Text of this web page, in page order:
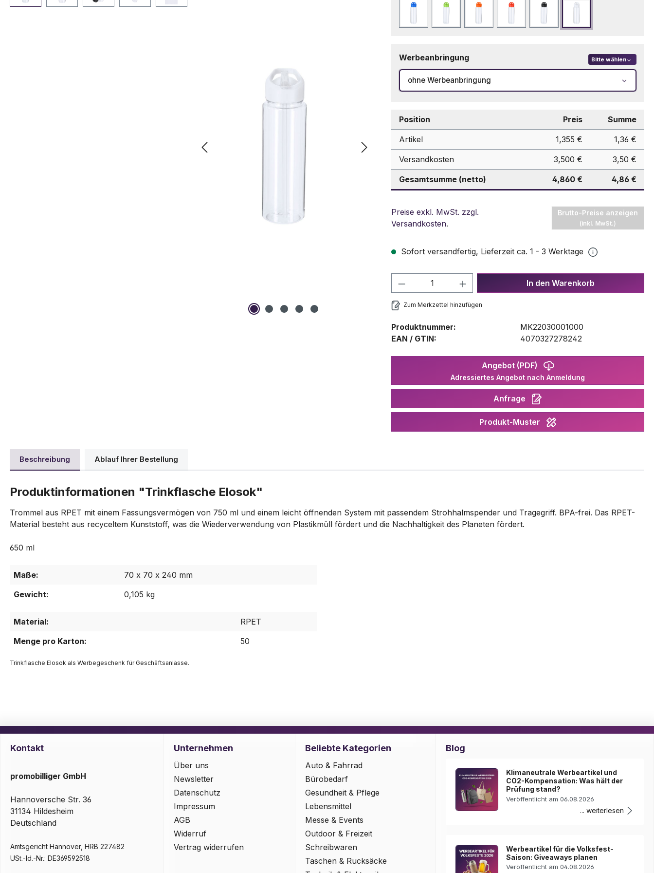
Werbeanbringung Bitte wählen
ohne Werbeanbringung
Position Preis Summe
Artikel 1,355 € 1,36 €
Versandkosten 3,500 € 3,50 €
Gesamtsumme (netto) 4,860 € 4,86 €
Preise exkl. MwSt. zzgl.
Versandkosten.
Brutto-Preise anzeigen
(inkl. MwSt.)
Sofort versandfertig, Lieferzeit ca. 1 - 3 Werktage
Produkt Anzahl: Gib den gewünschten Wert
In den Warenkorb
Zum Merkzettel hinzufügen
Produktnummer:
MK22030001000
EAN / GTIN:
4070327278242
Angebot (PDF)
Adressiertes Angebot nach Anmeldung
Anfrage
Produkt-Muster
Beschreibung Ablauf Ihrer Bestellung
Produktinformationen "Trinkflasche Elosok"
Trommel aus RPET mit einem Fassungsvermögen von 750 ml und einem leicht öffnenden System mit passendem Strohhalmspender und Tragegriff. BPA-frei. Das RPET-
Material besteht aus recyceltem Kunststoff, was die Wiederverwendung von Plastikmüll fördert und die Nachhaltigkeit des Planeten fördert.
650 ml
Maße:
70 x 70 x 240 mm
Gewicht:
0,105 kg
Material:
RPET
Menge pro Karton:
50
Trinkflasche Elosok als Werbegeschenk für Geschäftsanlässe.
Kontakt
promobilliger GmbH
Hannoversche Str. 36
31134 Hildesheim
Deutschland
Amtsgericht Hannover, HRB 227482
USt.-Id.-Nr.: DE369592518
Unternehmen
Über uns
Newsletter
Datenschutz
Impressum
AGB
Widerruf
Vertrag widerrufen
Beliebte Kategorien
Auto & Fahrrad
Bürobedarf
Gesundheit & Pflege
Lebensmittel
Messe & Events
Outdoor & Freizeit
Schreibwaren
Taschen & Rucksäcke
Blog
Klimaneutrale Werbeartikel und
CO2-Kompensation: Was hält der
Prüfung stand?
Veröffentlicht am 06.08.2026
... weiterlesen
Werbeartikel für die Volksfest-
Saison: Giveaways planen
Veröffentlicht am 04.08.2026